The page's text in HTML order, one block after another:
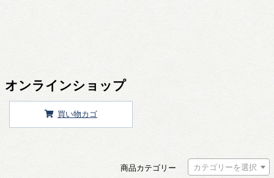
オンラインショップ
買い物カゴ
商品カテゴリー カテゴリーを選択